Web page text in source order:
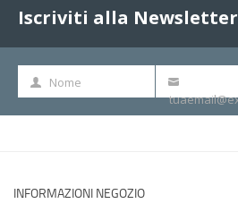
Iscriviti alla Newsletter
Nome
Nome
tua
INFORMAZIONI NEGOZIO